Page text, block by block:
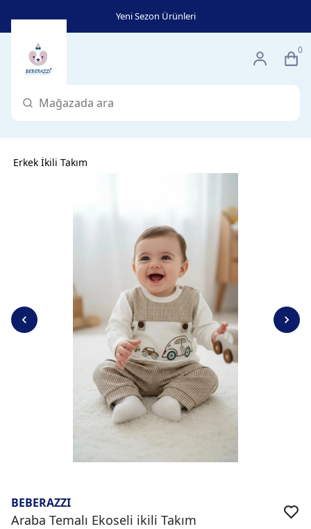
Yeni Sezon Ürünleri
0
Erkek İkili Takım
BEBERAZZI
Araba Temalı Ekoseli ikili Takım